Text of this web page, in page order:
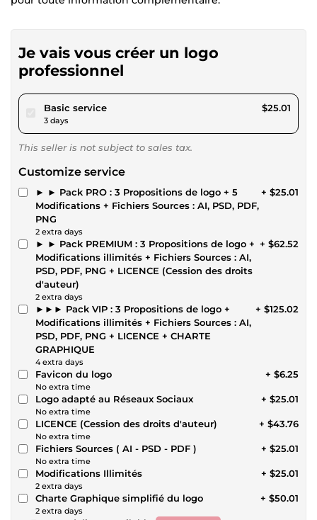
Je vais vous créer un logo
professionnel
Basic servicepour $23.05
3 days
$25.01
This seller is not subject to sales tax.
Customize service
► ► Pack PRO : 3 Propositions de logo + 5
Modifications + Fichiers Sources : AI, PSD, PDF,
PNG
2 extra days
+ $25.01
► ► Pack PREMIUM : 3 Propositions de logo +
Modifications illimités + Fichiers Sources : AI,
PSD, PDF, PNG + LICENCE (Cession des droits
d'auteur)
2 extra days
+ $62.52
►►► Pack VIP : 3 Propositions de logo +
Modifications illimités + Fichiers Sources : AI,
PSD, PDF, PNG + LICENCE + CHARTE
GRAPHIQUE
4 extra days
+ $125.02
Favicon du logo
No extra time
+ $6.25
Logo adapté au Réseaux Sociaux
No extra time
+ $25.01
LICENCE (Cession des droits d'auteur)
No extra time
+ $43.76
Fichiers Sources ( AI - PSD - PDF )
No extra time
+ $25.01
Modifications Illimités
2 extra days
+ $25.01
Charte Graphique simplifié du logo
2 extra days
+ $50.01